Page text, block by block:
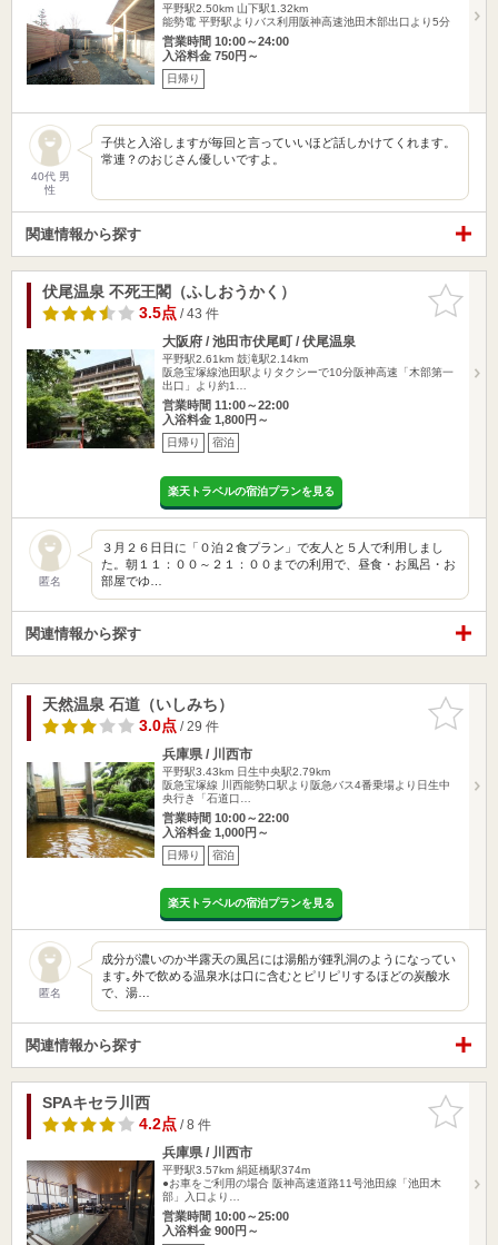
平野駅2.50km 山下駅1.32km
能勢電 平野駅よりバス利用阪神高速池田木部出口より5分
営業時間 10:00～24:00
入浴料金 750円～
日帰り
40代 男
性
子供と入浴しますが毎回と言っていいほど話しかけてくれます。
常連？のおじさん優しいですよ。
関連情報から探す
お気に入
りに追加
伏尾温泉 不死王閣（ふしおうかく）
3.5点/ 43 件
大阪府 / 池田市伏尾町 / 伏尾温泉
平野駅2.61km 鼓滝駅2.14km
阪急宝塚線池田駅よりタクシーで10分阪神高速「木部第一
出口」より約1…
営業時間 11:00～22:00
入浴料金 1,800円～
日帰り 宿泊
楽天トラベルの宿泊プランを見る
匿名
３月２６日日に「０泊２食プラン」で友人と５人で利用しまし
た。朝１１：００～２１：００までの利用で、昼食・お風呂・お
部屋でゆ…
関連情報から探す
お気に入
りに追加
天然温泉 石道（いしみち）
3.0点/ 29 件
兵庫県 / 川西市
平野駅3.43km 日生中央駅2.79km
阪急宝塚線 川西能勢口駅より阪急バス4番乗場より日生中
央行き「石道口…
営業時間 10:00～22:00
入浴料金 1,000円～
日帰り 宿泊
楽天トラベルの宿泊プランを見る
匿名
成分が濃いのか半露天の風呂には湯船が鍾乳洞のようになってい
ます｡外で飲める温泉水は口に含むとピリピリするほどの炭酸水
で、湯…
関連情報から探す
お気に入
りに追加
SPAキセラ川西
4.2点/ 8 件
兵庫県 / 川西市
平野駅3.57km 絹延橋駅374m
●お車をご利用の場合 阪神高速道路11号池田線「池田木
部」入口より…
営業時間 10:00～25:00
入浴料金 900円～